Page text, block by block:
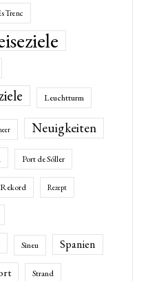
Trenc
Leuchtturm
Neuigkeiten
Port de Sóller
Rekord Rezept
Sineu Spanien
Strand